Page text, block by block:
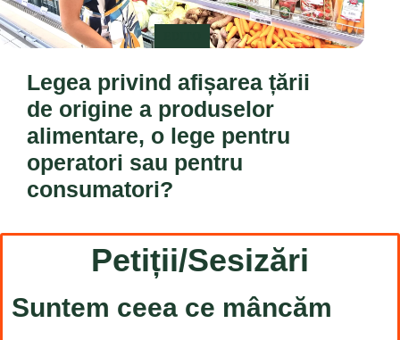
Legea privind afișarea țării
de origine a produselor
alimentare, o lege pentru
operatori sau pentru
consumatori?
Petiții/Sesizări
Suntem ceea ce mâncăm